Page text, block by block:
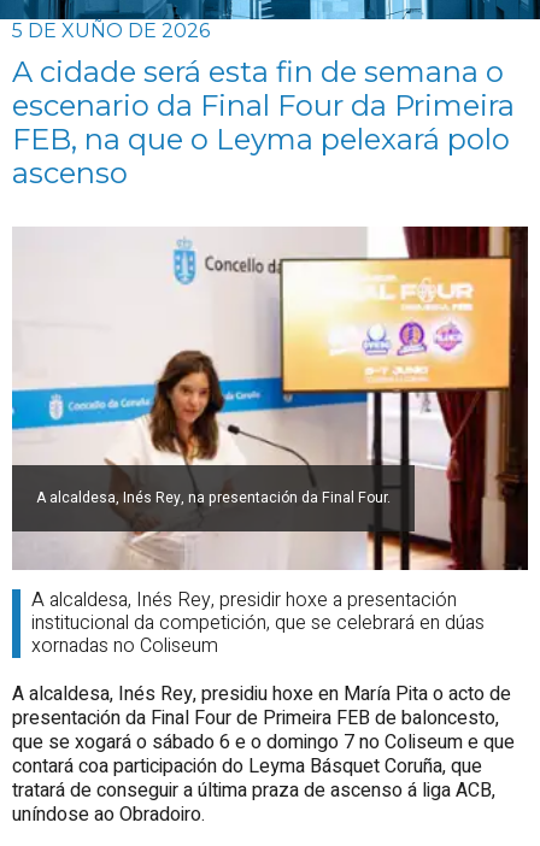
5 DE XUÑO DE 2026
A cidade será esta fin de semana o
escenario da Final Four da Primeira
FEB, na que o Leyma pelexará polo
ascenso
A alcaldesa, Inés Rey, na presentación da Final Four.
A alcaldesa, Inés Rey, presidir hoxe a presentación
institucional da competición, que se celebrará en dúas
xornadas no Coliseum
A alcaldesa, Inés Rey, presidiu hoxe en María Pita o acto de
presentación da Final Four de Primeira FEB de baloncesto,
que se xogará o sábado 6 e o domingo 7 no Coliseum e que
contará coa participación do Leyma Básquet Coruña, que
tratará de conseguir a última praza de ascenso á liga ACB,
uníndose ao Obradoiro.